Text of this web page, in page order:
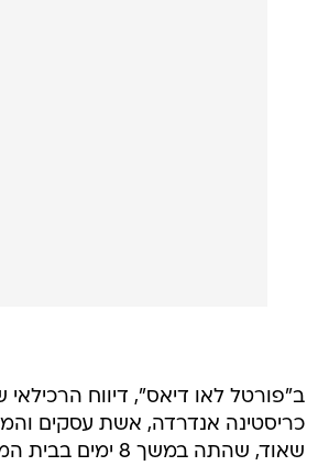
ב"פורטל לאו דיאס", דיווח הרכילאי
כריסטינה אנדרדה, אשת עסקים
שאוד, שהתה במשך 8